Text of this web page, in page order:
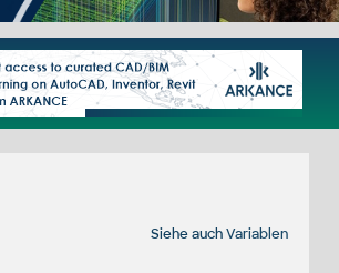
Siehe auchVariablen